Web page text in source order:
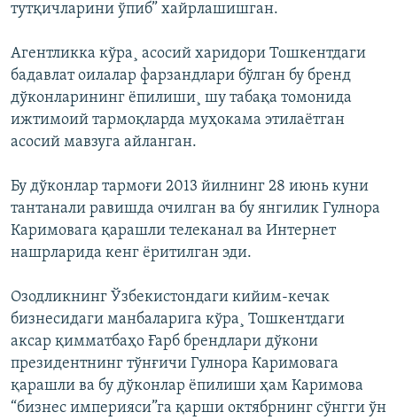
тутқичларини ўпиб” хайрлашишган.
Агентликка кўра¸ асосий харидори Тошкентдаги
бадавлат оилалар фарзандлари бўлган бу бренд
дўконларининг ëпилиши¸ шу табақа томонида
ижтимоий тармоқларда муҳокама этилаëтган
асосий мавзуга айланган.
Бу дўконлар тармоғи 2013 йилнинг 28 июнь куни
тантанали равишда очилган ва бу янгилик Гулнора
Каримовага қарашли телеканал ва Интернет
нашрларида кенг ëритилган эди.
Озодликнинг Ўзбекистондаги кийим-кечак
бизнесидаги манбаларига кўра¸ Тошкентдаги
аксар қимматбаҳо Ғарб брендлари дўкони
президентнинг тўнғичи Гулнора Каримовага
қарашли ва бу дўконлар ëпилиши ҳам Каримова
“бизнес империяси”га қарши октябрнинг сўнгги ўн